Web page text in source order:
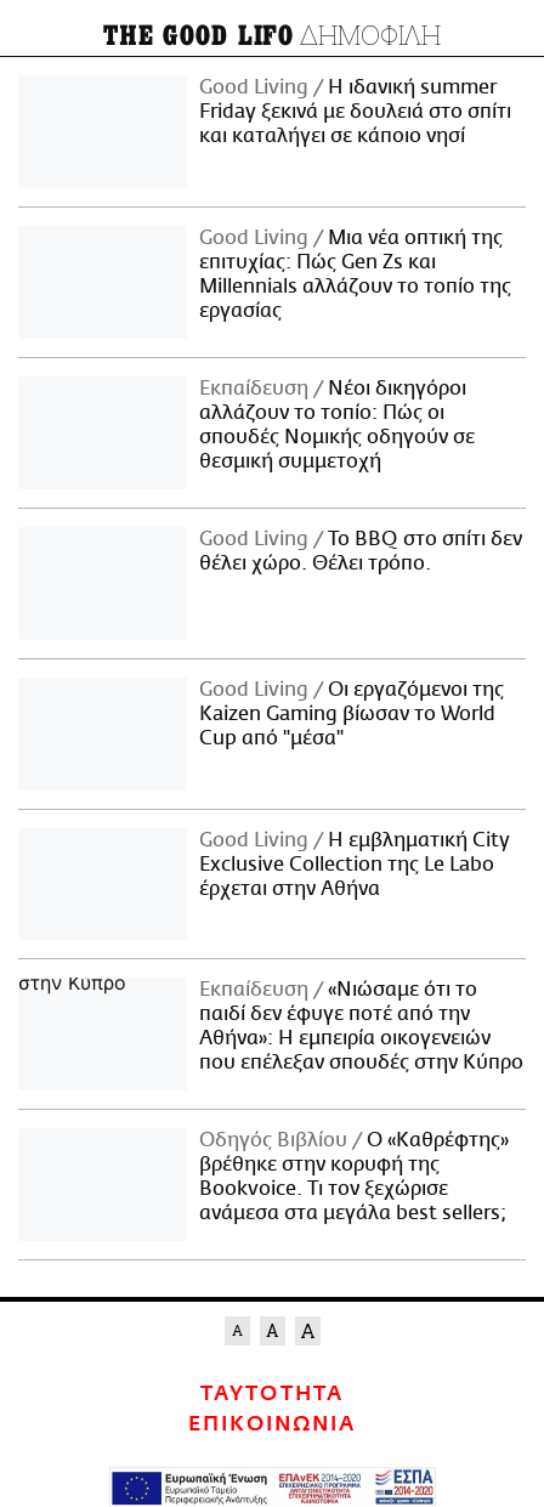
THE GOOD LIFO ΔΗΜΟΦΙΛΗ
Good Living
Η ιδανική summer
Friday ξεκινά με δουλειά στο σπίτι
και καταλήγει σε κάποιο νησί
Good Living
Μια νέα οπτική της
επιτυχίας: Πώς Gen Zs και
Millennials αλλάζουν το τοπίο της
εργασίας
Εκπαίδευση
Νέοι δικηγόροι
αλλάζουν το τοπίο: Πώς οι
σπουδές Νομικής οδηγούν σε
θεσμική συμμετοχή
Good Living
Το BBQ στο σπίτι δεν
θέλει χώρο. Θέλει τρόπο.
Good Living
Οι εργαζόμενοι της
Kaizen Gaming βίωσαν το World
Cup από "μέσα"
Good Living
Η εμβληματική City
Exclusive Collection της Le Labo
έρχεται στην Αθήνα
Εκπαίδευση
«Νιώσαμε ότι το
παιδί δεν έφυγε ποτέ από την
Αθήνα»: Η εμπειρία οικογενειών
που επέλεξαν σπουδές στην Κύπρο
Οδηγός Βιβλίου
Ο «Καθρέφτης»
βρέθηκε στην κορυφή της
Bookvoice. Τι τον ξεχώρισε
ανάμεσα στα μεγάλα best sellers;
ΤΑΥΤΟΤΗΤΑ
ΕΠΙΚΟΙΝΩΝΙΑ